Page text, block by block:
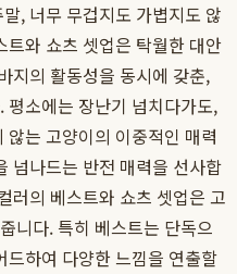
, 너무 무겁지도 가볍지도 않
와 쇼츠 셋업은 탁월한 대안
지의 활동성을 동시에 갖춘,
평소에는 장난기 넘치다가도,
는 고양이의 이중적인 매력
넘나드는 반전 매력을 선사합
러의 베스트와 쇼츠 셋업은 고
니다. 특히 베스트는 단독으
하여 다양한 느낌을 연출할